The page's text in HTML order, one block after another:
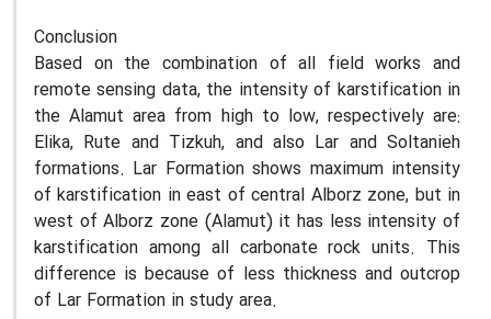
Conclusion
Based on the combination of all field works and
remote sensing data, the intensity of karstification in
the Alamut area from high to low, respectively are:
Elika, Rute and Tizkuh, and also Lar and Soltanieh
formations. Lar Formation shows maximum intensity
of karstification in east of central Alborz zone, but in
west of Alborz zone (Alamut) it has less intensity of
karstification among all carbonate rock units. This
difference is because of less thickness and outcrop
of Lar Formation in study area.